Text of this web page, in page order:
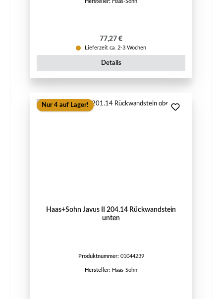
Hersteller: Haas-Sohn
Regulärer Preis:
77,27 €
Lieferzeit ca. 2-3 Wochen
Details
Nur 4 auf Lager!
Haas+Sohn Javus II 204.14 Rückwandstein
unten
Produktnummer: 01044239
Hersteller: Haas-Sohn